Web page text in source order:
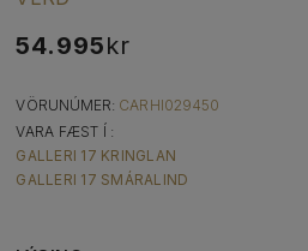
54.995kr
VÖRUNÚMER: CARHI029450
VARA FÆST Í :
GALLERI 17 KRINGLAN
GALLERI 17 SMÁRALIND